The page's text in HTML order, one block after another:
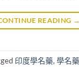
READING →
印度學名藥, 學名藥